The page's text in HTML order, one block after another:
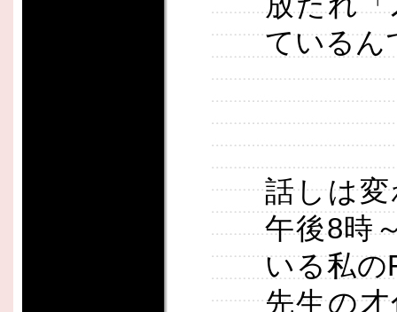
ているん
話しは
午後8時
いる私の
先生の